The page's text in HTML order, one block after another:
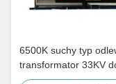
6500K suchy typ
transformator 33KV